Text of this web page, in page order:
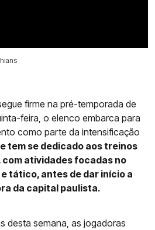
firme na pré-temporada de
feira, o elenco embarca para
como parte da intensificação
tem se dedicado aos treinos
com atividades focadas no
tático, antes de dar início a
da capital paulista.
desta semana, as jogadoras